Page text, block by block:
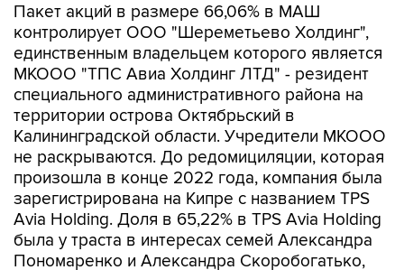
Пакет акций в размере 66,06% в МАШ
контролирует ООО "Шереметьево Холдинг",
единственным владельцем которого является
МКООО "ТПС Авиа Холдинг ЛТД" - резидент
специального административного района на
территории острова Октябрьский в
Калининградской области. Учредители МКООО
не раскрываются. До редомициляции, которая
произошла в конце 2022 года, компания была
зарегистрирована на Кипре с названием TPS
Avia Holding. Доля в 65,22% в TPS Avia Holding
была у траста в интересах семей Александра
Пономаренко и Александра Скоробогатько,